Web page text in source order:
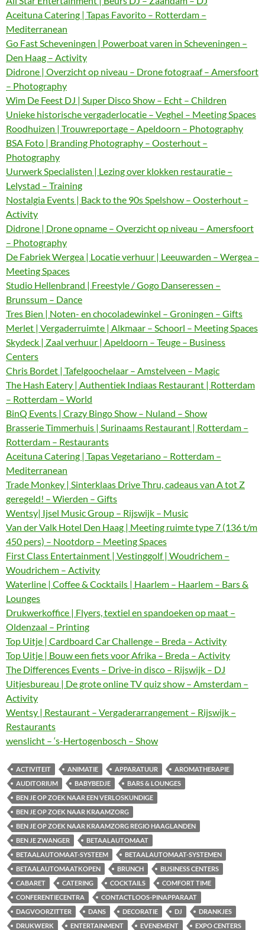
Aceituna Catering | Tapas Favorito – Rotterdam –
Mediterranean
Go Fast Scheveningen | Powerboat varen in Scheveningen –
Den Haag – Activity
Didrone | Overzicht op niveau – Drone fotograaf – Amersfoort
– Photography
Wim De Feest DJ | Super Disco Show – Echt – Children
Unieke historische vergaderlocatie – Veghel – Meeting Spaces
Roodhuizen | Trouwreportage – Apeldoorn – Photography
BSA Foto | Branding Photography – Oosterhout –
Photography
Uurwerk Specialisten | Lezing over klokken restauratie –
Lelystad – Training
Nostalgia Events | Back to the 90s Spelshow – Oosterhout –
Activity
Didrone | Drone opname – Overzicht op niveau – Amersfoort
– Photography
De Fabriek Wergea | Locatie verhuur | Leeuwarden – Wergea –
Meeting Spaces
Studio Hellenbrand | Freestyle / Gogo Danseressen –
Brunssum – Dance
Tres Bien | Noten- en chocoladewinkel – Groningen – Gifts
Merlet | Vergaderruimte | Alkmaar – Schoorl – Meeting Spaces
Skydeck | Zaal verhuur | Apeldoorn – Teuge – Business
Centers
Chris Bordet | Tafelgoochelaar – Amstelveen – Magic
The Hash Eatery | Authentiek Indiaas Restaurant | Rotterdam
– Rotterdam – World
BinQ Events | Crazy Bingo Show – Nuland – Show
Brasserie Timmerhuis | Surinaams Restaurant | Rotterdam –
Rotterdam – Restaurants
Aceituna Catering | Tapas Vegetariano – Rotterdam –
Mediterranean
Trade Monkey | Sinterklaas Drive Thru, cadeaus van A tot Z
geregeld! – Wierden – Gifts
Wentsy| Ijsel Music Group – Rijswijk – Music
Van der Valk Hotel Den Haag | Meeting ruimte type 7 (136 t/m
450 pers) – Nootdorp – Meeting Spaces
First Class Entertainment | Vestinggolf | Woudrichem –
Woudrichem – Activity
Waterline | Coffee & Cocktails | Haarlem – Haarlem – Bars &
Lounges
Drukwerkoffice | Flyers, textiel en spandoeken op maat –
Oldenzaal – Printing
Top Uitje | Cardboard Car Challenge – Breda – Activity
Top Uitje | Bouw een fiets voor Afrika – Breda – Activity
The Differences Events – Drive-in disco – Rijswijk – DJ
Uitjesbureau | De grote online TV quiz show – Amsterdam –
Activity
Wentsy | Restaurant – Vergaderarrangement – Rijswijk –
Restaurants
wenslicht – ‘s-Hertogenbosch – Show
ACTIVITEIT ANIMATIE APPARATUUR
AROMATHERAPIE
AUDITORIUM
BABYBEDJE
BARS & LOUNGES
BEN JE OP ZOEK NAAR EEN VERLOSKUNDIGE
BEN JE OP ZOEK NAAR KRAAMZORG
BEN JE OP ZOEK NAAR KRAAMZORG REGIO HAAGLANDEN
BEN JE ZWANGER
BETAALAUTOMAAT
BETAALAUTOMAAT-SYSTEEM
BETAALAUTOMAAT-SYSTEMEN
BETAALAUTOMAATKOPEN
BRUNCH
BUSINESS CENTERS
CABARET
CATERING COCKTAILS
COMFORT TIME
CONFERENTIECENTRA
CONTACTLOOS-PINAPPARAAT
DAGVOORZITTER
DANS DECORATIE DJ
DRANKJES
DRUKWERK
ENTERTAINMENT EVENEMENT
EXPO CENTERS